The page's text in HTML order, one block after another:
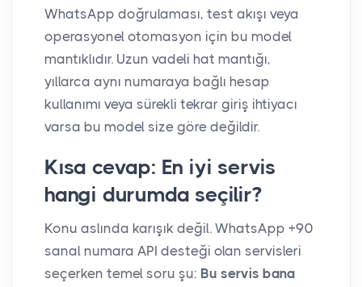
WhatsApp doğrulaması, test akışı veya
operasyonel otomasyon için bu model
mantıklıdır. Uzun vadeli hat mantığı,
yıllarca aynı numaraya bağlı hesap
kullanımı veya sürekli tekrar giriş ihtiyacı
varsa bu model size göre değildir.
Kısa cevap: En iyi servis
hangi durumda seçilir?
Konu aslında karışık değil. WhatsApp +90
sanal numara API desteği olan servisleri
seçerken temel soru şu: Bu servis bana